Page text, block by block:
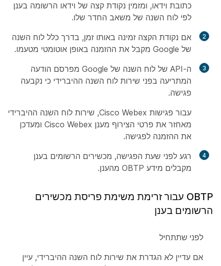
כתובת וידאו, ומזמין נקודת קצה של וידאו הרשומה בענן
לפי לוח השנה של משאב החדר שלו.
אם נקודת הקצה זמינה באותו זמן, בדרך כלל לוח השנה
של Google מקבל את ההזמנה באופן אוטומטי מטעמו.
ה-API של לוח השנה של Google מפרסם הודעה
המתריעה בפני שירות לוח השנה ההיברידי כי נקבעה
פגישה.
עבור פגישות Cisco Webex, שירות לוח השנה ההיברידי
מאחזר את פרטי הצירוף מענן Cisco Webex ומעדכן
את ההזמנה לפגישה.
רגע לפני שעת הפגישה, מכשירים הרשומים בענן
מקבלים מידע OBTP מהענן.
OBTP עבור זרימת משימת פריסת מכשירים
הרשומים בענן
לפני שתתחיל
אם עדיין לא הגדרת את שירות לוח השנה ההיברידי, עיין